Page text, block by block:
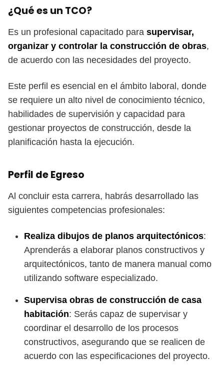
¿Qué es un TCO?
Es un profesional capacitado para supervisar,
organizar y controlar la construcción de obras,
de acuerdo con las necesidades del proyecto.
Este perfil es esencial en el ámbito laboral, donde
se requiere un alto nivel de conocimiento técnico,
habilidades de supervisión y capacidad para
gestionar proyectos de construcción, desde la
planificación hasta la ejecución.
Perfil de Egreso
Al concluir esta carrera, habrás desarrollado las
siguientes competencias profesionales:
Realiza dibujos de planos arquitectónicos:
Aprenderás a elaborar planos constructivos y
arquitectónicos, tanto de manera manual como
utilizando software especializado.
Supervisa obras de construcción de casa
habitación: Serás capaz de supervisar y
coordinar el desarrollo de los procesos
constructivos, asegurando que se realicen de
acuerdo con las especificaciones del proyecto.